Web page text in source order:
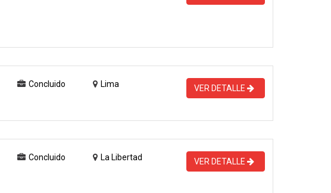
Concluido Lima VER DETALLE
Concluido La Libertad VER DETALLE